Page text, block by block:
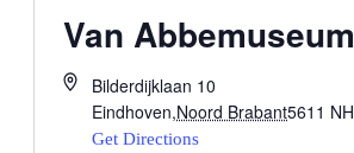
Van Abbemuseum
Bilderdijklaan 10
Eindhoven,Noord Brabant5611 NH
Get Directions